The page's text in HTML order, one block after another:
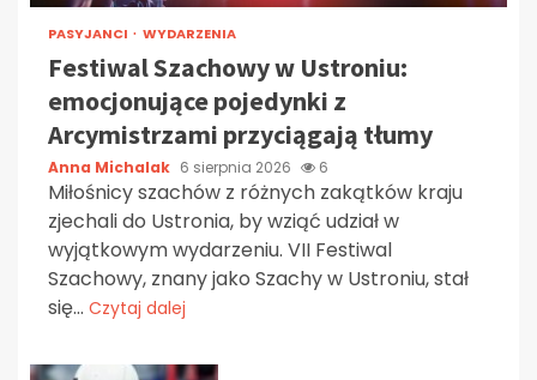
PASYJANCI WYDARZENIA
Festiwal Szachowy w Ustroniu:
emocjonujące pojedynki z
Arcymistrzami przyciągają tłumy
Anna Michalak 6 sierpnia 2026 6
Miłośnicy szachów z różnych zakątków kraju
zjechali do Ustronia, by wziąć udział w
wyjątkowym wydarzeniu. VII Festiwal
Szachowy, znany jako Szachy w Ustroniu, stał
się... Czytaj dalej